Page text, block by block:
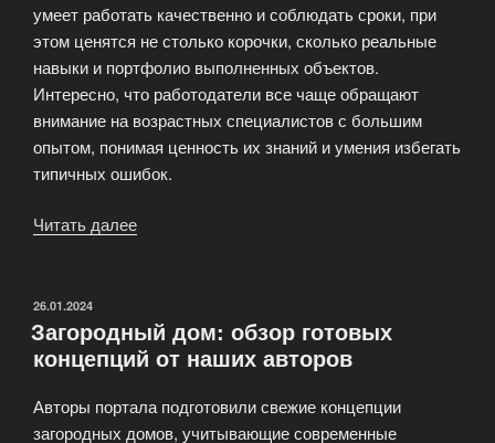
умеет работать качественно и соблюдать сроки, при
этом ценятся не столько корочки, сколько реальные
навыки и портфолио выполненных объектов.
Интересно, что работодатели все чаще обращают
внимание на возрастных специалистов с большим
опытом, понимая ценность их знаний и умения избегать
типичных ошибок.
Читать далее
востребованные
вакансии
ОПУБЛИКОВАНО
26.01.2024
Загородный дом: обзор готовых
концепций от наших авторов
Авторы портала подготовили свежие концепции
загородных домов, учитывающие современные